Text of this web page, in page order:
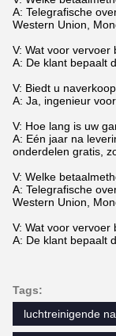
A: Telegrafische
Western Union,
V: Wat voor vervoer
A: De klant bepaalt
V: Biedt u
A: Ja, ingenieur
V: Hoe lang is uw
A: Eén jaar na
onderdelen gratis,
V: Welke
A: Telegrafische
Western Union,
V: Wat voor vervoer
A: De klant bepaalt
Tags:
luchtreinigende